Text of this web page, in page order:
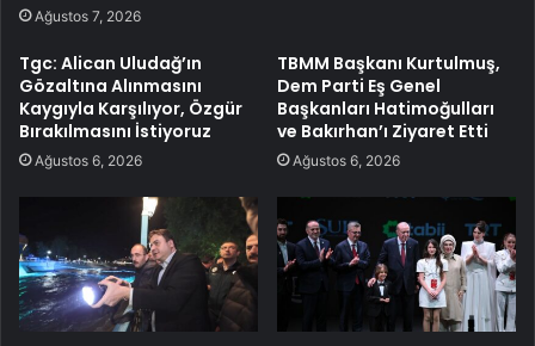
Ağustos 7, 2026
Tgc: Alican Uludağ’ın
Gözaltına Alınmasını
Kaygıyla Karşılıyor, Özgür
Bırakılmasını İstiyoruz
Ağustos 6, 2026
TBMM Başkanı Kurtulmuş,
Dem Parti Eş Genel
Başkanları Hatimoğulları
ve Bakırhan’ı Ziyaret Etti
Ağustos 6, 2026